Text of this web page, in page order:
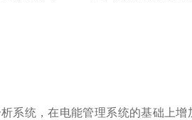
系统，在电能管理系统的基础上